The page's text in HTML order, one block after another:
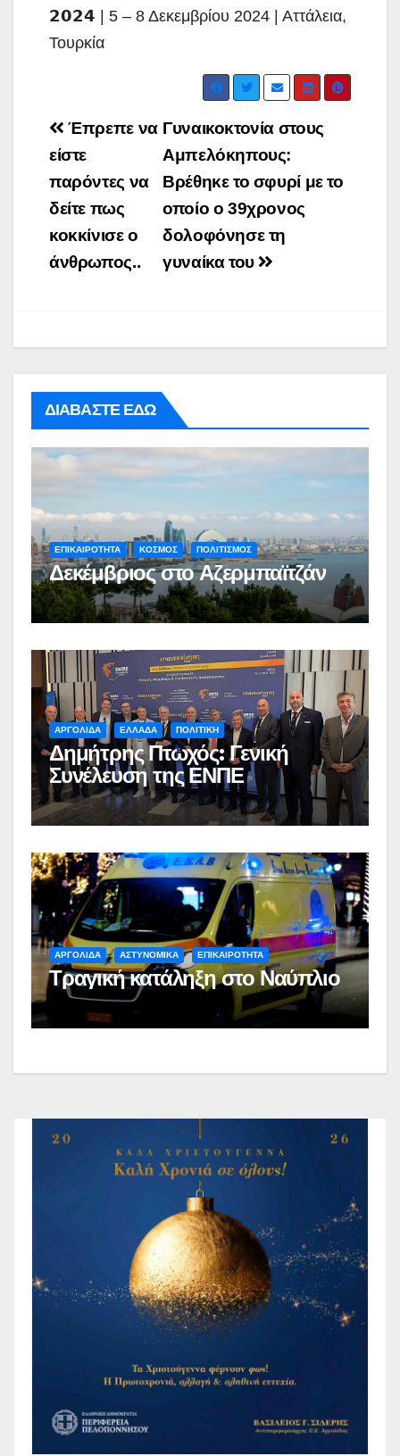
𝟮𝟬𝟮𝟰 | 5 – 8 Δεκεμβρίου 2024 | Αττάλεια,
Τουρκία
Post
navigation
Γυναικοκτονία στους
Αμπελόκηπους:
Βρέθηκε το σφυρί με το
οποίο ο 39χρονος
δολοφόνησε τη
γυναίκα του
Έπρεπε να
είστε
παρόντες να
δείτε πως
κοκκίνισε ο
άνθρωπος..
ΔΙΑΒΑΣΤΕ ΕΔΩ
ΕΠΙΚΑΙΡΟΤΗΤΑ ΚΟΣΜΟΣ ΠΟΛΙΤΙΣΜΟΣ
Δεκέμβριος στο Αζερμπαϊτζάν
ΑΡΓΟΛΙΔΑ ΕΛΛΑΔΑ ΠΟΛΙΤΙΚΗ
Δημήτρης Πτωχός: Γενική
Συνέλευση της ΕΝΠΕ
ΑΡΓΟΛΙΔΑ ΑΣΤΥΝΟΜΙΚΑ ΕΠΙΚΑΙΡΟΤΗΤΑ
Τραγική κατάληξη στο Ναύπλιο